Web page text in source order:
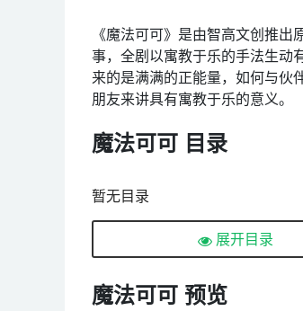
《魔法可可》是由智高文创推
事，全剧以寓教于乐的手法生动
来的是满满的正能量，如何与伙
朋友来讲具有寓教于乐的意义。
魔法可可 目录
暂无目录
展开目录
魔法可可 预览